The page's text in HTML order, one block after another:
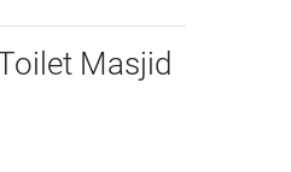
Masjid